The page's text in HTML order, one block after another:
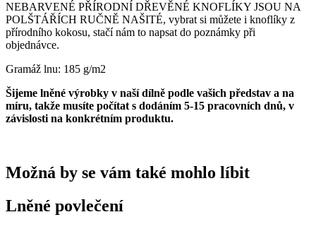
NEBARVENÉ PŘÍRODNÍ DŘEVĚNÉ KNOFLÍKY JSOU NA
POLŠTÁŘÍCH RUČNĚ NAŠITÉ, vybrat si můžete i knoflíky z
přírodního kokosu, stačí nám to napsat do poznámky při
objednávce.
Gramáž lnu: 185 g/m2
Šijeme lněné výrobky v naší dílně podle vašich představ a na
míru, takže musíte počítat s dodáním 5-15 pracovních dnů, v
závislosti na konkrétním produktu.
Možná by se vám také mohlo líbit
Lněné povlečení